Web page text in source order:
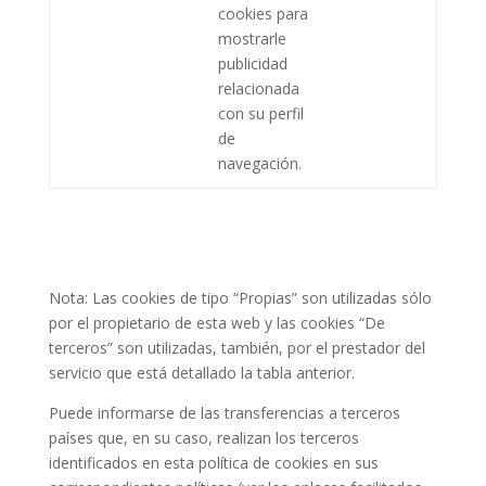
cookies para
mostrarle
publicidad
relacionada
con su perfil
de
navegación.
Nota: Las cookies de tipo “Propias” son utilizadas sólo
por el propietario de esta web y las cookies “De
terceros” son utilizadas, también, por el prestador del
servicio que está detallado la tabla anterior.
Puede informarse de las transferencias a terceros
países que, en su caso, realizan los terceros
identificados en esta política de cookies en sus